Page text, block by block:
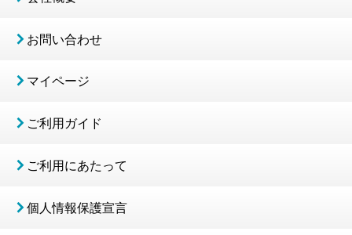
お問い合わせ
マイページ
ご利用ガイド
ご利用にあたって
個人情報保護宣言